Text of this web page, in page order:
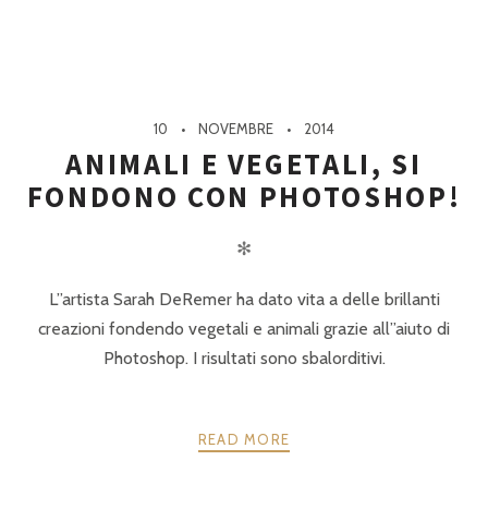
10 NOVEMBRE 2014
ANIMALI E VEGETALI, SI
FONDONO CON PHOTOSHOP!
✻
L”artista Sarah DeRemer ha dato vita a delle brillanti
creazioni fondendo vegetali e animali grazie all”aiuto di
Photoshop. I risultati sono sbalorditivi.
READ MORE